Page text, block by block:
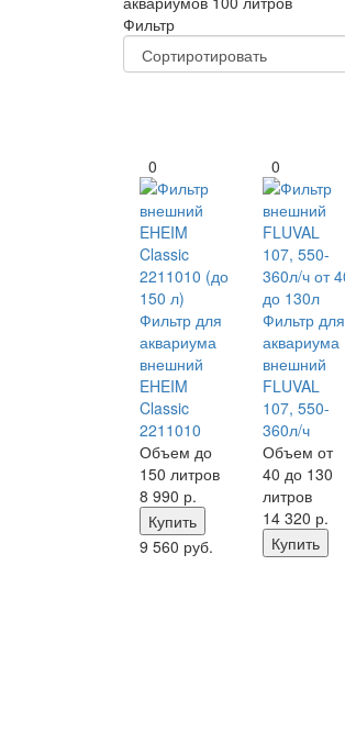
Фильтр
0
Фильтр для
аквариума
внешний
EHEIM
Classic
2211010
Объем до
150 литров
8 990 р.
Купить
9 560 руб.
0
Фильтр для
аквариума
внешний
FLUVAL
107, 550-
360л/ч
Объем от
40 до 130
литров
14 320 р.
Купить